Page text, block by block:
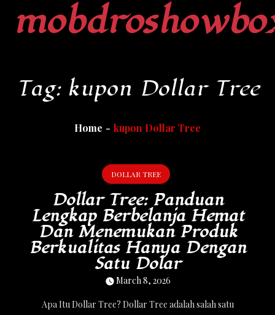
Tag: kupon Dollar Tree
Home kupon Dollar Tree
DOLLAR TREE
Dollar Tree: Panduan
Lengkap Berbelanja Hemat
Dan Menemukan Produk
Berkualitas Hanya Dengan
Satu Dolar
March 8, 2026
Apa Itu Dollar Tree? Dollar Tree adalah salah satu